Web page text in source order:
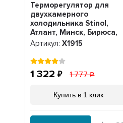
Терморегулятор для
двухкамерного
холодильника Stinol,
Атлант, Минск, Бирюса,
Beko, Ariston, Hotpoint-
Ariston, Beko, Indesit K56-
L1915, Х1915
Артикул:Х1915
1 322 1 777
Купить в 1 клик